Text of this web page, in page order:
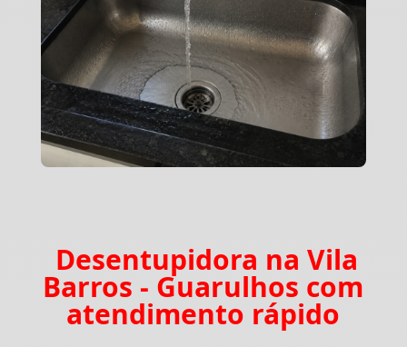
Desentupidora na Vila
Barros - Guarulhos com
atendimento rápido